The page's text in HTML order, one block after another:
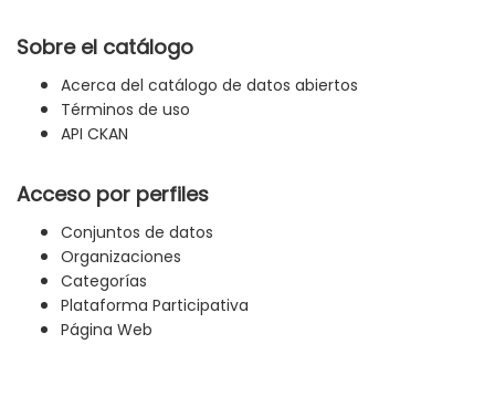
Sobre el catálogo
Acerca del catálogo de datos abiertos
Términos de uso
API CKAN
Acceso por perfiles
Conjuntos de datos
Organizaciones
Categorías
Plataforma Participativa
Página Web